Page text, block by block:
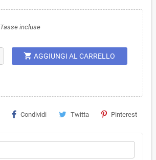
Tasse incluse
shopping_cart AGGIUNGI AL CARRELLO
Condividi Twitta Pinterest